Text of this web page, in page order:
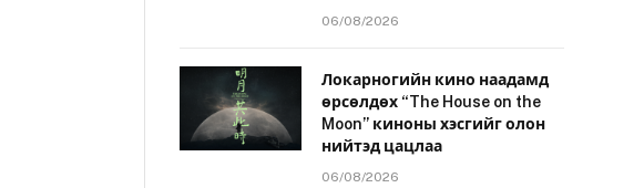
06/08/2026
Локарногийн кино наадамд
өрсөлдөх “The House on the
Moon” киноны хэсгийг олон
нийтэд цацлаа
06/08/2026